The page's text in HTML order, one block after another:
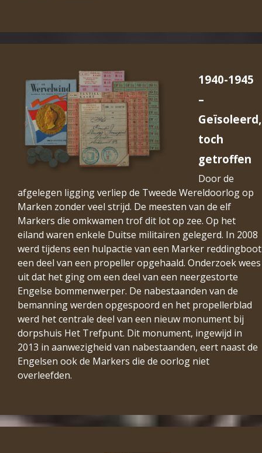
1940-1945
–
Geïsoleerd,
toch
getroffen
Door de
afgelegen ligging verliep de Tweede Wereldoorlog op
Marken zonder veel strijd. De meesten van de elf
Markers die omkwamen trof dit lot op zee. Op het
eiland waren enkele Duitse militairen gelegerd. In 2008
werd tijdens een hulpactie van een Marker reddingboot
een deel van een propeller opgehaald. Onderzoek wees
uit dat het ging om een deel van een neergestorte
Engelse bommenwerper. De nabestaanden van de
bemanning werden opgespoord en het propellerblad
werd het centrale deel van een nieuw monument bij
dorpshuis Het Trefpunt. Dit monument, ingewijd in
2013 in aanwezigheid van nabestaanden, eert naast de
Engelsen ook de Markers die de oorlog niet
overleefden.